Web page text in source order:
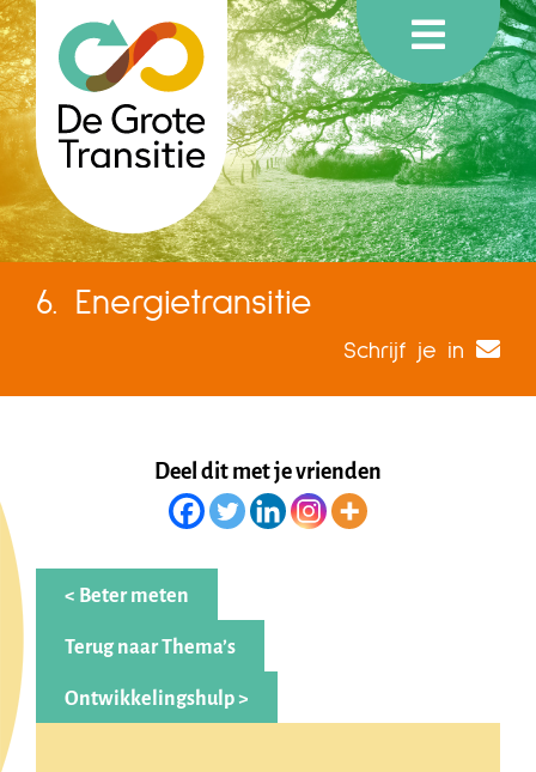
6. Energietransitie
Schrijf je in
Deel dit met je vrienden
< Beter meten
Terug naar Thema’s
Ontwikkelingshulp >